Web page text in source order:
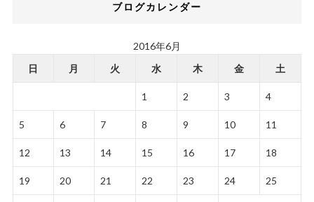
ブログカレンダー
2016年6月
日
月 火 水 木 金 土
1 2 3 4
5 6 7 8 9 10 11
12 13 14 15 16 17 18
19 20 21 22 23 24 25